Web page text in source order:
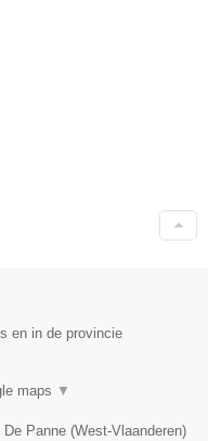
en in de provincie
maps ▼
De Panne (West-Vlaanderen)